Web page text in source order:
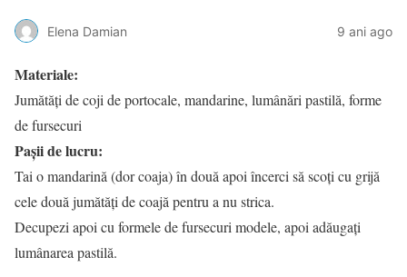
Elena Damian 9 ani ago
Materiale:
Jumătăți de coji de portocale, mandarine, lumânări pastilă, forme
de fursecuri
Pașii de lucru:
Tai o mandarină (dor coaja) în două apoi încerci să scoți cu grijă
cele două jumătăți de coajă pentru a nu strica.
Decupezi apoi cu formele de fursecuri modele, apoi adăugați
lumânarea pastilă.